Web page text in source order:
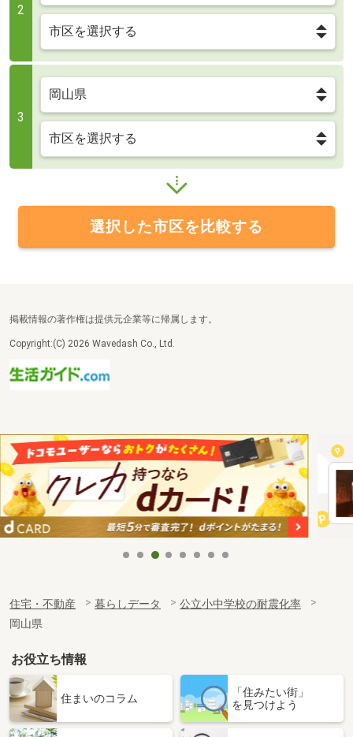
2
3
選択した市区を比較する
掲載情報の著作権は提供元企業等に帰属します。
Copyright:(C) 2026 Wavedash Co., Ltd.
住宅・不動産 暮らしデータ
公立小中学校の耐震化率
岡山県
お役立ち情報
住まいのコラム
「住みたい街」
を見つけよう